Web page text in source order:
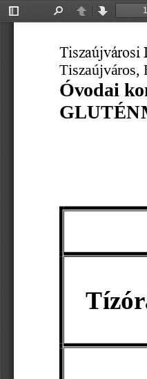
Toggle
PreviousNext
Tiszaújvárosi
Tiszaújváros,
Óvodai